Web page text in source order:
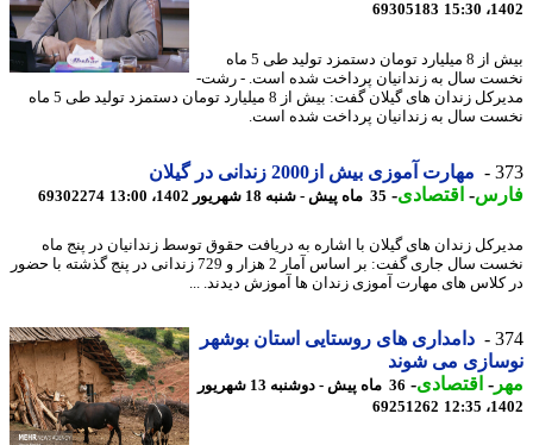
69305183
بیش از 8 میلیارد تومان دستمزد تولید طی 5 ماه
سال به زندانیان پرداخت شده است. - رشت-
مدیرکل زندان های گیلان گفت: بیش از 8 میلیارد تومان دستمزد تولید طی 5 ماه
سال به زندانیان پرداخت شده است.
مهارت آموزی بیش از2000 زندانی در گیلان
-اقتصادی-35 ماه پیش - شنبه 18 شهریور 1402، 13:00 69302274
زندان های گیلان با اشاره به دریافت حقوق توسط زندانیان در پنج ماه
نخست سال جاری گفت: بر اساس آمار 2 هزار و 729 زندانی در پنج گذشته با حضور
های مهارت آموزی زندان ها آموزش دیدند. ...
دامداری های روستایی استان بوشهر
می شوند
-اقتصادی-
36 ماه پیش - دوشنبه 13 شهریور
69251262